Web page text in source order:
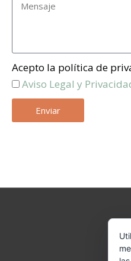
Acepto la política de
Aviso Legal y
Enviar